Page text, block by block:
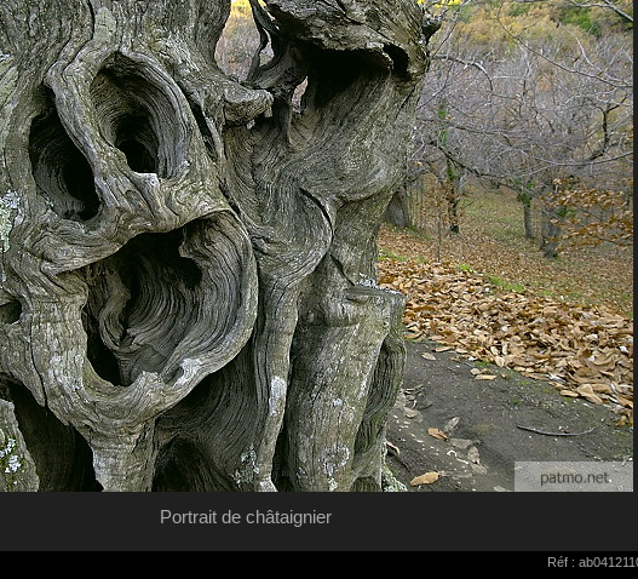
Portrait de châtaignier
Réf :